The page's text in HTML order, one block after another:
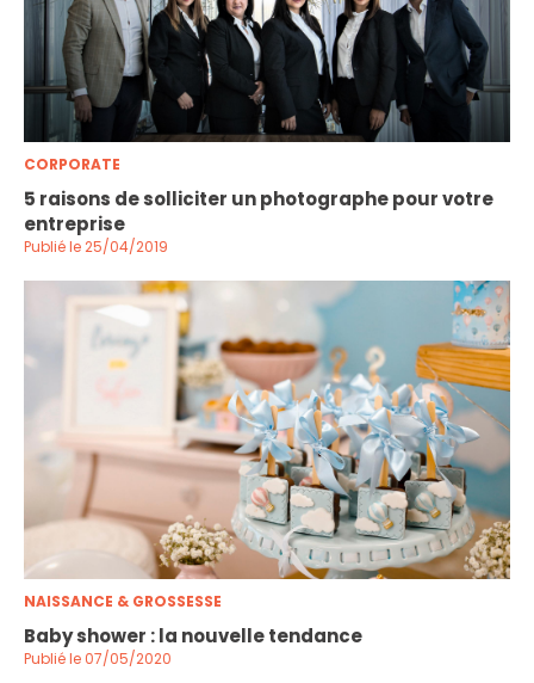
CORPORATE
5 raisons de solliciter un photographe pour votre
entreprise
Publié le 25/04/2019
NAISSANCE & GROSSESSE
Baby shower : la nouvelle tendance
Publié le 07/05/2020